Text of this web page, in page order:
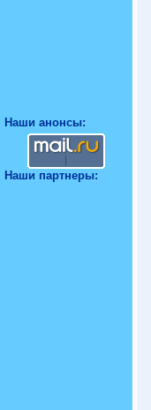
Наши анонсы:
Наши партнеры: